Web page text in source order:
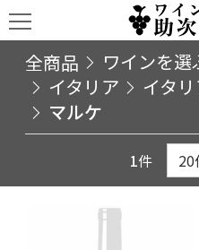
全商品 ワインを選
イタリア
イタ
マルケ
1件